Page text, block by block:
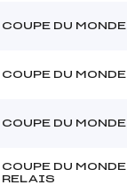
COUPE DU MONDE
COUPE DU MONDE
COUPE DU MONDE
COUPE DU MONDE
RELAIS